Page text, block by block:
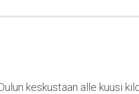
keskustaan alle kuusi